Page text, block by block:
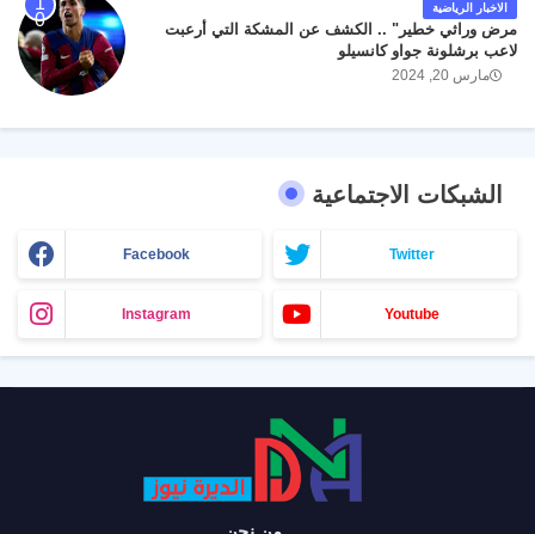
الاخبار الرياضية
مرض وراثي خطير" .. الكشف عن المشكة التي أرعبت
لاعب برشلونة جواو كانسيلو
مارس 20, 2024
الشبكات الاجتماعية
Facebook Twitter
Instagram Youtube